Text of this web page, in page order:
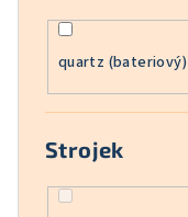
quartz (bateriový)
Strojek